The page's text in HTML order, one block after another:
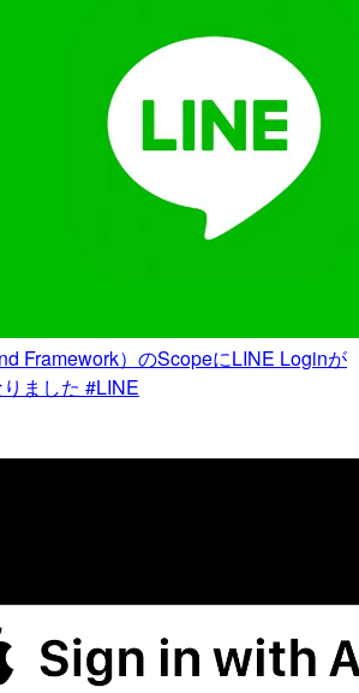
Framework）のScopeにLINE Loginが
ました #LINE